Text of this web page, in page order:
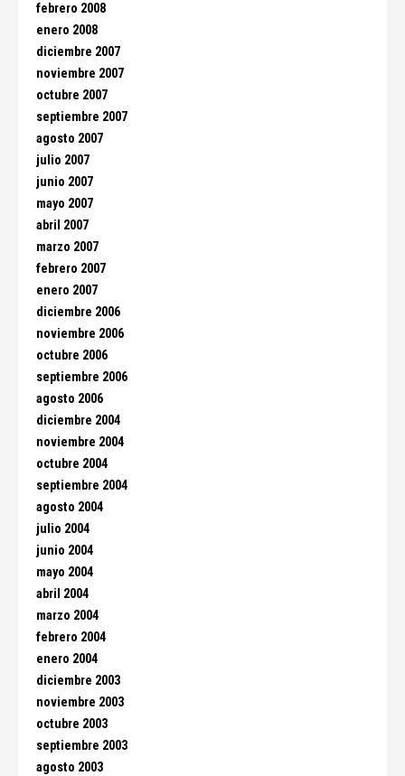
febrero 2008
enero 2008
diciembre 2007
noviembre 2007
octubre 2007
septiembre 2007
agosto 2007
julio 2007
junio 2007
mayo 2007
abril 2007
marzo 2007
febrero 2007
enero 2007
diciembre 2006
noviembre 2006
octubre 2006
septiembre 2006
agosto 2006
diciembre 2004
noviembre 2004
octubre 2004
septiembre 2004
agosto 2004
julio 2004
junio 2004
mayo 2004
abril 2004
marzo 2004
febrero 2004
enero 2004
diciembre 2003
noviembre 2003
octubre 2003
septiembre 2003
agosto 2003